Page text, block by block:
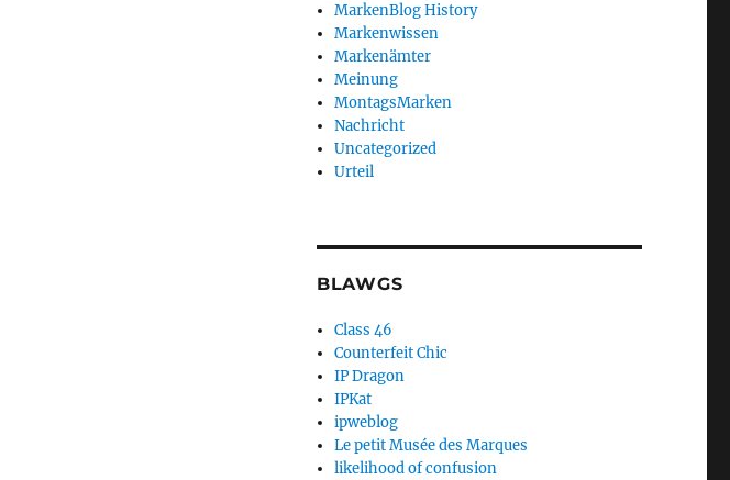
MarkenBlog History
Markenwissen
Markenämter
Meinung
MontagsMarken
Nachricht
Uncategorized
Urteil
BLAWGS
Class 46
Counterfeit Chic
IP Dragon
IPKat
ipweblog
Le petit Musée des Marques
likelihood of confusion